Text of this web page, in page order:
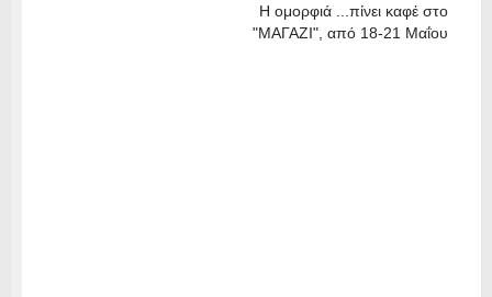
Η ομορφιά ...πίνει καφέ στο
"ΜΑΓΑΖΙ", από 18-21 Μαΐου